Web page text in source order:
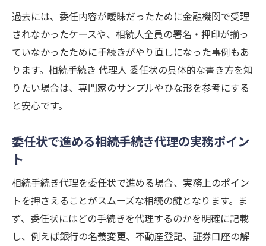
過去には、委任内容が曖昧だったために金融機関で受理
されなかったケースや、相続人全員の署名・押印が揃っ
ていなかったために手続きがやり直しになった事例もあ
ります。相続手続き 代理人 委任状の具体的な書き方を知
りたい場合は、専門家のサンプルやひな形を参考にする
と安心です。
委任状で進める相続手続き代理の実務ポイン
ト
相続手続き代理を委任状で進める場合、実務上のポイン
トを押さえることがスムーズな相続の鍵となります。ま
ず、委任状にはどの手続きを代理するのかを明確に記載
し、例えば銀行の名義変更、不動産登記、証券口座の解